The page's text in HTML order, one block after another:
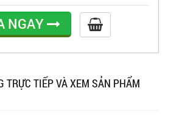
NGAY
TRỰC TIẾP VÀ XEM SẢN PHẨM